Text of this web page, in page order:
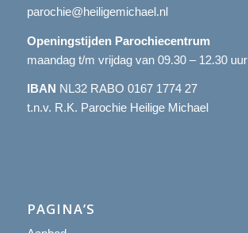
parochie@heiligemichael.nl
Openingstijden Parochiecentrum
maandag t/m vrijdag van 09.30 – 12.30 uur
IBAN NL32 RABO 0167 1774 27
t.n.v. R.K. Parochie Heilige Michael
PAGINA’S